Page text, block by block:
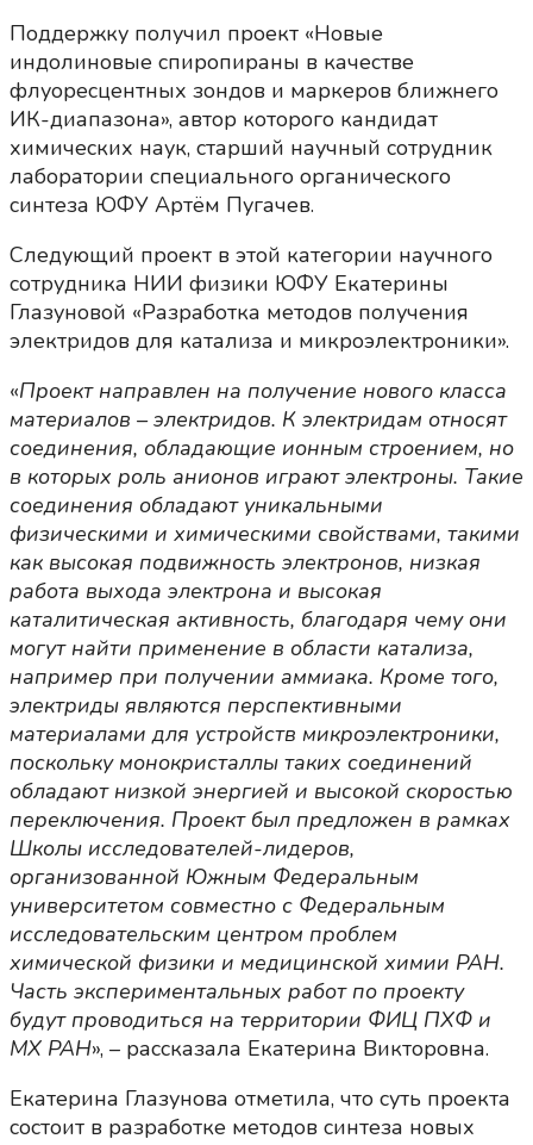
Поддержку получил проект «Новые
индолиновые спиропираны в качестве
флуоресцентных зондов и маркеров ближнего
ИК-диапазона», автор которого кандидат
химических наук, старший научный сотрудник
лаборатории специального органического
синтеза ЮФУ Артём Пугачев.
Следующий проект в этой категории научного
сотрудника НИИ физики ЮФУ Екатерины
Глазуновой «Разработка методов получения
электридов для катализа и микроэлектроники».
«Проект направлен на получение нового класса
материалов – электридов. К электридам относят
соединения, обладающие ионным строением, но
в которых роль анионов играют электроны. Такие
соединения обладают уникальными
физическими и химическими свойствами, такими
как высокая подвижность электронов, низкая
работа выхода электрона и высокая
каталитическая активность, благодаря чему они
могут найти применение в области катализа,
например при получении аммиака. Кроме того,
электриды являются перспективными
материалами для устройств микроэлектроники,
поскольку монокристаллы таких соединений
обладают низкой энергией и высокой скоростью
переключения. Проект был предложен в рамках
Школы исследователей-лидеров,
организованной Южным Федеральным
университетом совместно с Федеральным
исследовательским центром проблем
химической физики и медицинской химии РАН.
Часть экспериментальных работ по проекту
будут проводиться на территории ФИЦ ПХФ и
МХ РАН», – рассказала Екатерина Викторовна.
Екатерина Глазунова отметила, что суть проекта
состоит в разработке методов синтеза новых